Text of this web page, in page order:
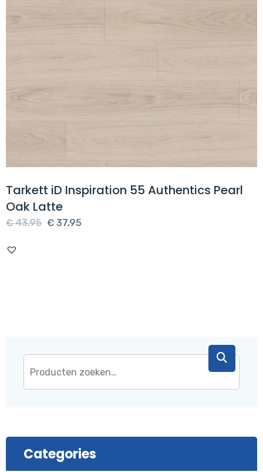
Tarkett iD Inspiration 55 Authentics Pearl
Oak Latte
€43,95 Oorspronkelijke
€ 37,95
Categories